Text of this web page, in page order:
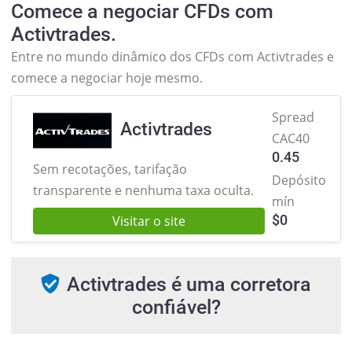
Comece a negociar CFDs com
Activtrades.
Entre no mundo dinâmico dos CFDs com Activtrades e
comece a negociar hoje mesmo.
Activtrades
Sem recotações, tarifação
transparente e nenhuma taxa oculta.
Visitar o site
Spread
CAC40
0.45
Depósito
mín
$0
Activtrades é uma corretora
confiável?